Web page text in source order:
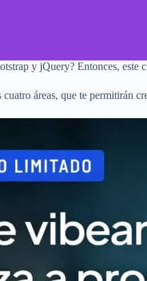
y jQuery? Entonces, este
áreas, que te permitirán